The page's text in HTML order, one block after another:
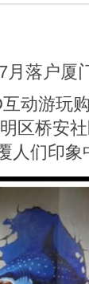
月落户厦
动游玩
区桥安
人们印